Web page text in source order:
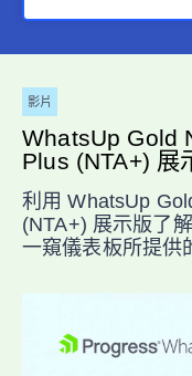
影片
WhatsUp Gold
Plus (NTA+) 展
利用 WhatsUp
(NTA+) 展示版了
一窺儀表板所提供